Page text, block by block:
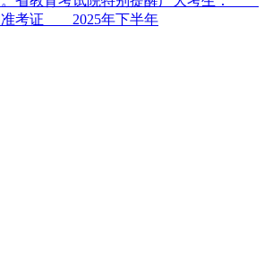
准考证 2025年下半年